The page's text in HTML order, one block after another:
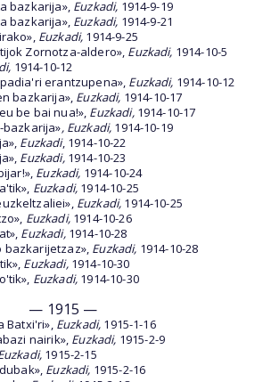
bazkarija», Euzkadi, 1914-9-19
bazkarija», Euzkadi, 1914-9-21
Euzkadi, 1914-9-25
Zornotza-aldero», Euzkadi, 1914-10-5
1914-10-12
erantzupena», Euzkadi, 1914-10-12
bazkarija», Euzkadi, 1914-10-17
be bai nua!», Euzkadi, 1914-10-17
bazkarija», Euzkadi, 1914-10-19
Euzkadi, 1914-10-22
Euzkadi, 1914-10-23
Euzkadi, 1914-10-24
Euzkadi, 1914-10-25
Euzkadi, 1914-10-25
Euzkadi, 1914-10-26
Euzkadi, 1914-10-28
bazkarijetzaz», Euzkadi, 1914-10-28
Euzkadi, 1914-10-30
Euzkadi, 1914-10-30
— 1915 —
Batxi'ri», Euzkadi, 1915-1-16
nairik», Euzkadi, 1915-2-9
1915-2-15
Euzkadi, 1915-2-16